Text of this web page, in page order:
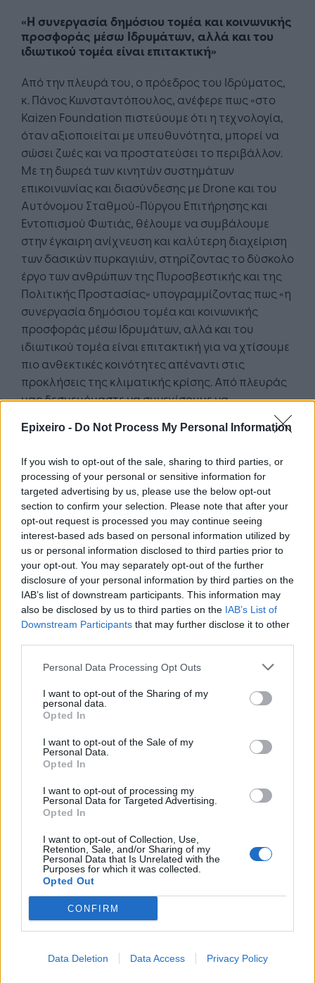
Epixeiro - Do Not Process My Personal Information
If you wish to opt-out of the sale, sharing to third parties, or
processing of your personal or sensitive information for
targeted advertising by us, please use the below opt-out
section to confirm your selection. Please note that after your
opt-out request is processed you may continue seeing
interest-based ads based on personal information utilized by
us or personal information disclosed to third parties prior to
your opt-out. You may separately opt-out of the further
disclosure of your personal information by third parties on the
IAB’s list of downstream participants. This information may
also be disclosed by us to third parties on the IAB’s List of
Downstream Participants that may further disclose it to other
Personal Data Processing Opt Outs
I want to opt-out of the Sharing of my
personal data.
Opted In
I want to opt-out of the Sale of my
Personal Data.
Opted In
I want to opt-out of processing my
Personal Data for Targeted Advertising.
Opted In
I want to opt-out of Collection, Use,
Retention, Sale, and/or Sharing of my
Personal Data that Is Unrelated with the
Purposes for which it was collected.
Opted Out
CONFIRM
Data Deletion Data Access Privacy Policy
«H συνεργασία δημόσιου τομέα και κοινωνικής
προσφοράς μέσω Ιδρυμάτων, αλλά και του
ιδιωτικού τομέα είναι επιτακτική»
Από την πλευρά του, ο πρόεδρος του Ιδρύματος,
κ. Πάνος Κωνσταντόπουλος, ανέφερε πως «στο
Kaizen Foundation πιστεύουμε ότι η τεχνολογία,
όταν αξιοποιείται με υπευθυνότητα, μπορεί να
σώσει ζωές και να προστατεύσει το περιβάλλον.
Με τη δωρεά των κινητών συστημάτων
επικοινωνίας και διασύνδεσης με Drone και του
Αυτόνομου Σταθμού-Πύργου Επιτήρησης και
Εντοπισμού Φωτιάς, θέλουμε να συμβάλουμε
στην έγκαιρη ανίχνευση και καλύτερη διαχείριση
των δασικών πυρκαγιών, στηρίζοντας το δύσκολο
έργο των ανθρώπων της Πυροσβεστικής και της
Πολιτικής Προστασίας» υπογραμμίζοντας πως «η
συνεργασία δημόσιου τομέα και κοινωνικής
προσφοράς μέσω Ιδρυμάτων, αλλά και του
ιδιωτικού τομέα είναι επιτακτική για να χτίσουμε
πιο ανθεκτικές κοινότητες απέναντι στις
προκλήσεις της κλιματικής κρίσης. Από πλευράς
μας δεσμευόμαστε να συνεχίσουμε να
επενδύουμε σε πρωτοβουλίες με ουσιαστικό και
μακροπρόθεσμο κοινωνικό αντίκτυπο».
Στην τελετή παρέστησαν ο γενικός γραμματέας
Πολιτικής Προστασίας κ. Νίκος Παπαευσταθίου, ο
αρχηγός του ΠΣ, Αντιστράτηγος Θεόδωρος
Βάγιας, ο υπαρχηγός του ΠΣ Αντιστράτηγος
Γεώργιος Μαρκουλάκης, Ανώτατα και Ανώτερα
στελέχη του Πυροσβεστικού Σώματος, στελέχη
του Kaizen Foundation και ο διευθυντής
Εμπορικής Στρατηγικής της κατασκευάστριας
εταιρείας Delian, κ. Αλέξανδρος Ιωακειμίδης.
Ακολουθήστε το
και μάθετε πρώτοι όλα τα επιχειρηματικά νέα
Ειδήσειςαπό την Ελλάδα και τον κόσμο στο
Σχολιάστε
... σχόλια| Κάνε click για να σχολιάσεις